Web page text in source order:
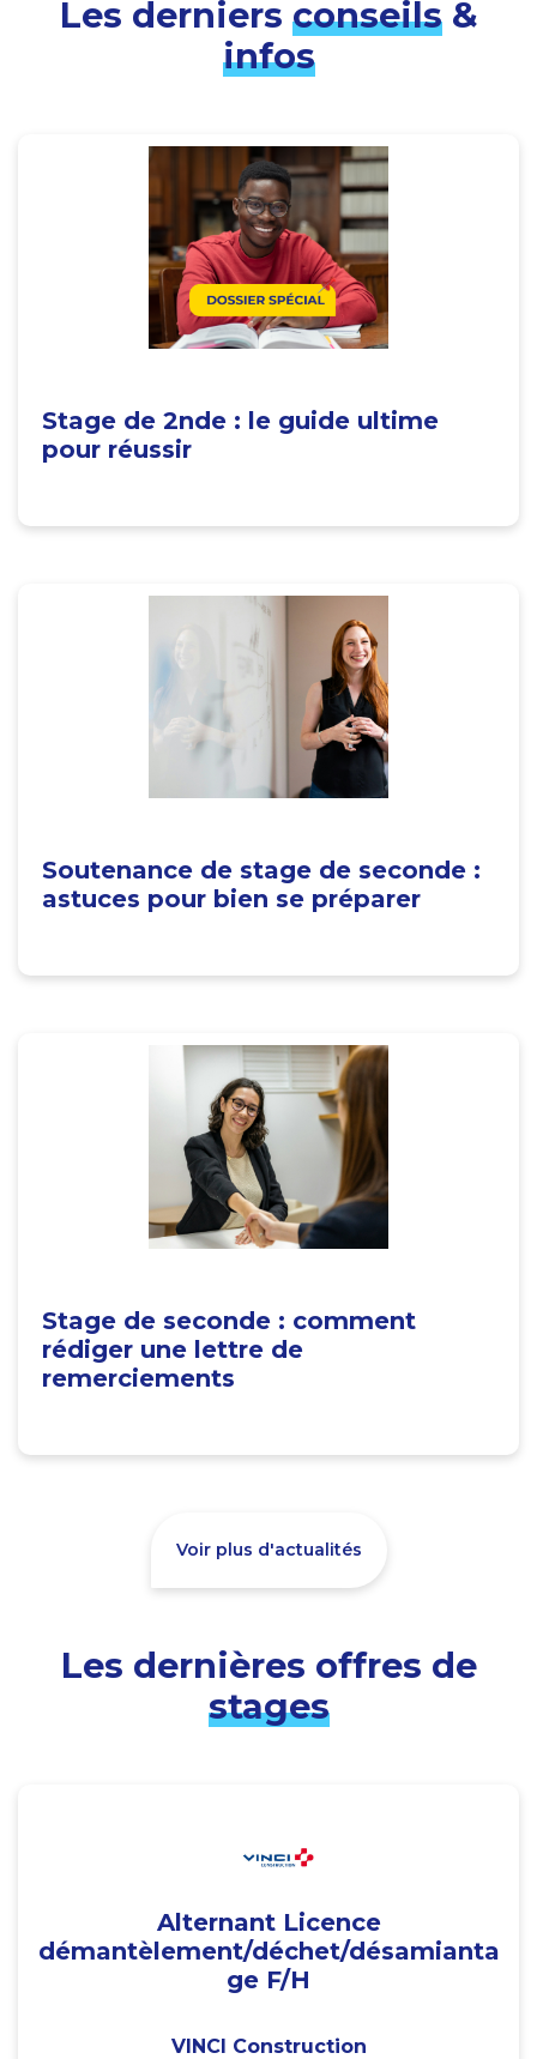
Les derniers conseils&
infos
Stage de 2nde : le guide ultime
pour réussir
Soutenance de stage de seconde :
astuces pour bien se préparer
Stage de seconde : comment
rédiger une lettre de
remerciements
Voir plus d'actualités
Les dernières offres de
stages
Alternant Licence
démantèlement/déchet/désamianta
ge F/H
VINCI Construction